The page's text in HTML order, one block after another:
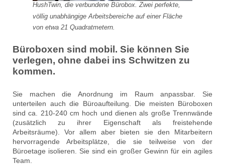
HushTwin, die verbundene Bürobox. Zwei perfekte,
völlig unabhängige Arbeitsbereiche auf einer Fläche
von etwa 21 Quadratmetern.
Büroboxen sind mobil. Sie können Sie
verlegen, ohne dabei ins Schwitzen zu
kommen.
Sie machen die Anordnung im Raum anpassbar. Sie
unterteilen auch die Büroaufteilung. Die meisten Büroboxen
sind ca. 210-240 cm hoch und dienen als große Trennwände
(zusätzlich zu ihrer Eigenschaft als freistehende
Arbeitsräume). Vor allem aber bieten sie den Mitarbeitern
hervorragende Arbeitsplätze, die sie teilweise von der
Büroetage isolieren. Sie sind ein großer Gewinn für ein agiles
Team.